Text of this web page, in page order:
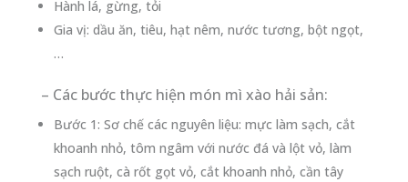
Hành lá, gừng, tỏi
Gia vị: dầu ăn, tiêu, hạt nêm, nước tương, bột ngọt,
…
– Các bước thực hiện món mì xào hải sản:
Bước 1: Sơ chế các nguyên liệu: mực làm sạch, cắt
khoanh nhỏ, tôm ngâm với nước đá và lột vỏ, làm
sạch ruột, cà rốt gọt vỏ, cắt khoanh nhỏ, cần tây